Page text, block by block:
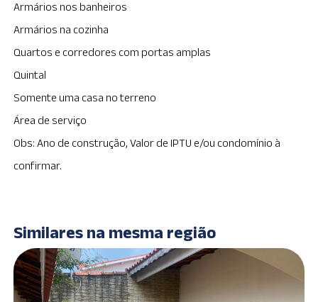
Armários nos banheiros
Armários na cozinha
Quartos e corredores com portas amplas
Quintal
Somente uma casa no terreno
Área de serviço
Obs: Ano de construção, Valor de IPTU e/ou condomínio à
confirmar.
Similares na mesma região